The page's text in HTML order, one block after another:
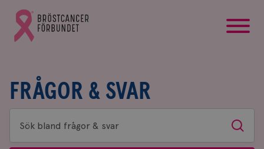
Gå
till
Bröstcancerförbundets
FRÅGOR & SVAR
Sök
bland
Sök